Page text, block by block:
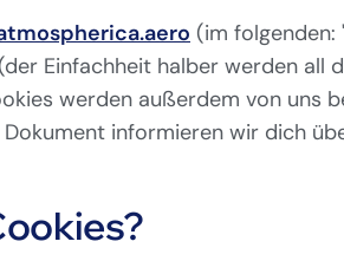
(im folgenden:
Einfachheit halber werden all
werden außerdem von uns
informieren wir dich